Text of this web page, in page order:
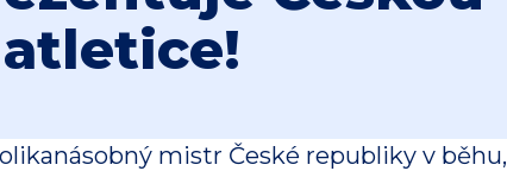
mistr České republiky v běhu,